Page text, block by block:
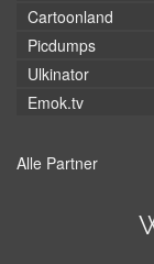
Cartoonland
Picdumps
Ulkinator
Emok.tv
Alle Partner